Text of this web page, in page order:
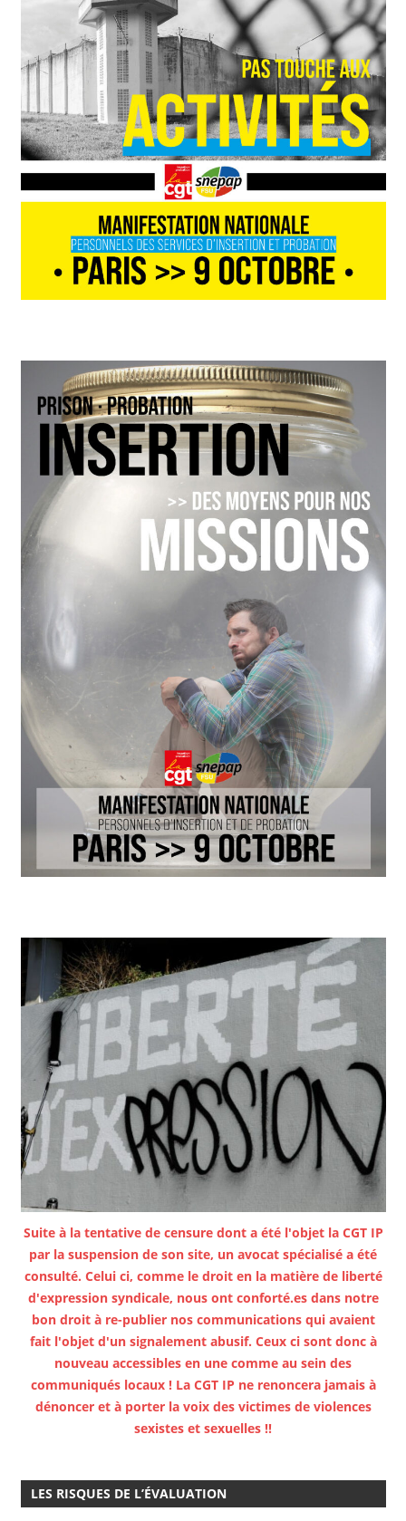
Suite à la tentative de censure dont a été l'objet la CGT IP
par la suspension de son site, un avocat spécialisé a été
consulté. Celui ci, comme le droit en la matière de liberté
d'expression syndicale, nous ont conforté.es dans notre
bon droit à re-publier nos communications qui avaient
fait l'objet d'un signalement abusif. Ceux ci sont donc à
nouveau accessibles en une comme au sein des
communiqués locaux ! La CGT IP ne renoncera jamais à
dénoncer et à porter la voix des victimes de violences
sexistes et sexuelles !!
LES RISQUES DE L’ÉVALUATION